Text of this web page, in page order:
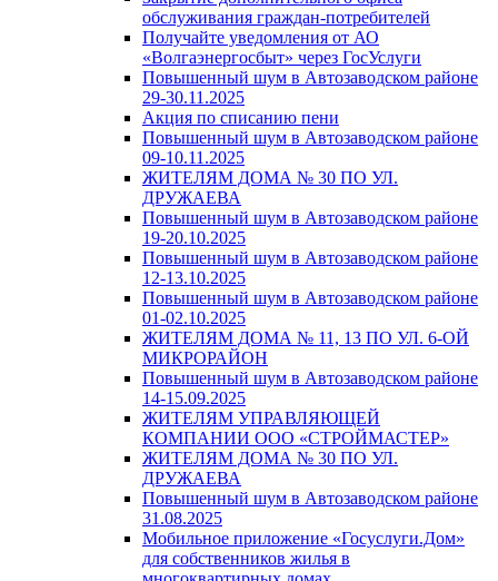
обслуживания граждан-потребителей
Получайте уведомления от АО
«Волгаэнергосбыт» через ГосУслуги
Повышенный шум в Автозаводском районе
29-30.11.2025
Акция по списанию пени
Повышенный шум в Автозаводском районе
09-10.11.2025
ЖИТЕЛЯМ ДОМА № 30 ПО УЛ.
ДРУЖАЕВА
Повышенный шум в Автозаводском районе
19-20.10.2025
Повышенный шум в Автозаводском районе
12-13.10.2025
Повышенный шум в Автозаводском районе
01-02.10.2025
ЖИТЕЛЯМ ДОМА № 11, 13 ПО УЛ. 6-ОЙ
МИКРОРАЙОН
Повышенный шум в Автозаводском районе
14-15.09.2025
ЖИТЕЛЯМ УПРАВЛЯЮЩЕЙ
КОМПАНИИ ООО «СТРОЙМАСТЕР»
ЖИТЕЛЯМ ДОМА № 30 ПО УЛ.
ДРУЖАЕВА
Повышенный шум в Автозаводском районе
31.08.2025
Мобильное приложение «Госуслуги.Дом»
для собственников жилья в